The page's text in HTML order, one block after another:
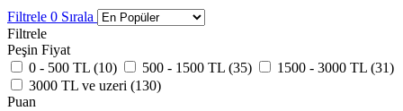
Filtrele 0 Sırala
Filtrele
Peşin Fiyat
0 - 500 TL (10) 500 - 1500 TL (35) 1500 - 3000 TL (31)
3000 TL ve uzeri (130)
Puan